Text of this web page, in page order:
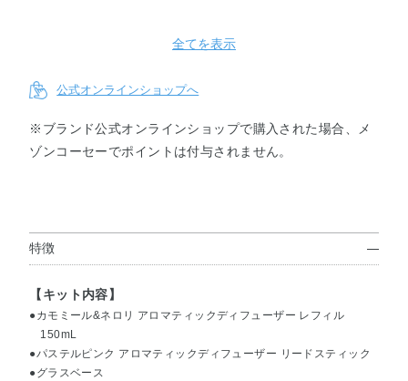
全てを表示
公式オンラインショップへ
※ブランド公式オンラインショップで購入された場合、メ
ゾンコーセーでポイントは付与されません。
特徴
【キット内容】
●カモミール&ネロリ アロマティックディフューザー レフィル
150mL
●パステルピンク アロマティックディフューザー リードスティック
●グラスベース